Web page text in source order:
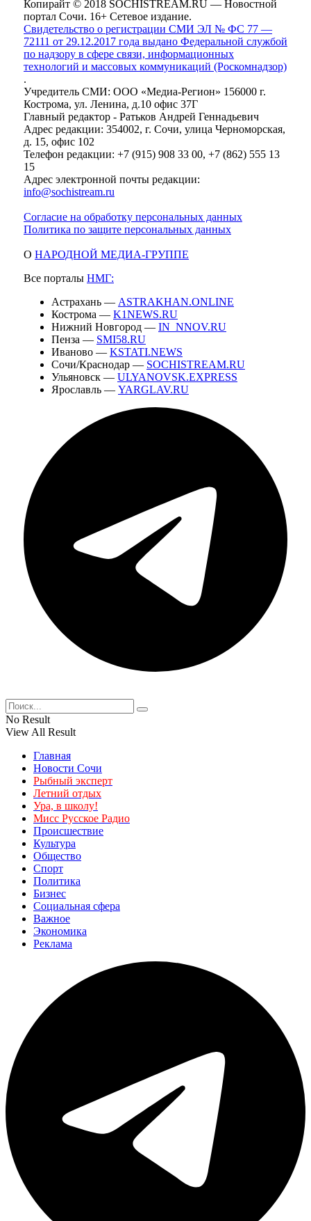
Копирайт © 2018 SOCHISTREAM.RU — Новостной
портал Сочи. 16+ Сетевое издание.
Свидетельство о регистрации СМИ ЭЛ № ФС 77 —
72111 от 29.12.2017 года выдано Федеральной службой
по надзору в сфере связи, информационных
технологий и массовых коммуникаций (Роскомнадзор)
.
Учредитель СМИ: ООО «Медиа-Регион» 156000 г.
Кострома, ул. Ленина, д.10 офис 37Г
Главный редактор - Ратьков Андрей Геннадьевич
Адрес редакции: 354002, г. Сочи, улица Черноморская,
д. 15, офис 102
Телефон редакции: +7 (915) 908 33 00, +7 (862) 555 13
15
Адрес электронной почты редакции:
info@sochistream.ru
Согласие на обработку персональных данных
Политика по защите персональных данных
О НАРОДНОЙ МЕДИА-ГРУППЕ
Все порталы НМГ:
Астрахань — ASTRAKHAN.ONLINE
Кострома — K1NEWS.RU
Нижний Новгород — IN_NNOV.RU
Пенза — SMI58.RU
Иваново — KSTATI.NEWS
Сочи/Краснодар — SOCHISTREAM.RU
Ульяновск — ULYANOVSK.EXPRESS
Ярославль — YARGLAV.RU
No Result
View All Result
Главная
Новости Сочи
Рыбный эксперт
Летний отдых
Ура, в школу!
Мисс Русское Радио
Происшествие
Культура
Общество
Спорт
Политика
Бизнес
Социальная сфера
Важное
Экономика
Реклама